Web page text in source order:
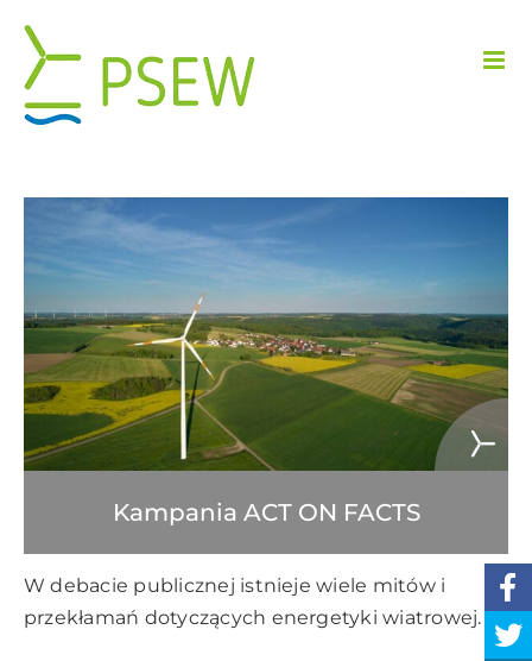
zawartości
Kampania ACT ON FACTS
W debacie publicznej istnieje wiele mitów i
przekłamań dotyczących energetyki wiatrowej.